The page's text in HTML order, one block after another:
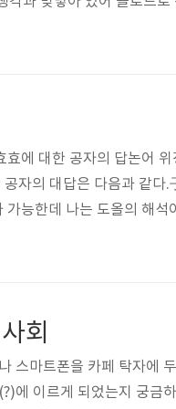
비타에, 아르스 비벤디고
에 대한 공자의 답논어 위
공자의 대답은 다음과 같
능한데 나는 도올의 해석
람의 큰 맥락과 일치하다
회
스마트폰을 카페 탁자에
에 이르게 되었는지 궁금